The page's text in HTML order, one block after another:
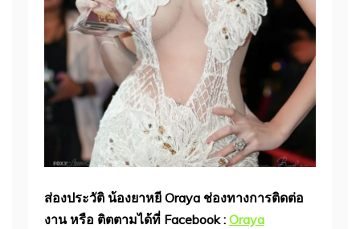
ส่องประวัติ น้องยาหยี Oraya ช่องทางการติดต่อ
งาน หรือ ติตตามได้ที่ Facebook : Oraya